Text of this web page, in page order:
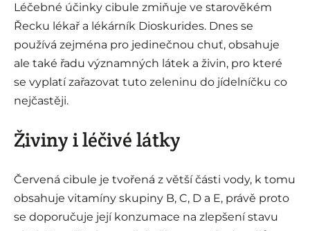
Léčebné účinky cibule zmiňuje ve starověkém
Řecku lékař a lékárník Dioskurides. Dnes se
používá zejména pro jedinečnou chuť, obsahuje
ale také řadu významných látek a živin, pro které
se vyplatí zařazovat tuto zeleninu do jídelníčku co
nejčastěji.
Živiny i léčivé látky
Červená cibule je tvořená z větší části vody, k tomu
obsahuje vitamíny skupiny B, C, D a E, právě proto
se doporučuje její konzumace na zlepšení stavu